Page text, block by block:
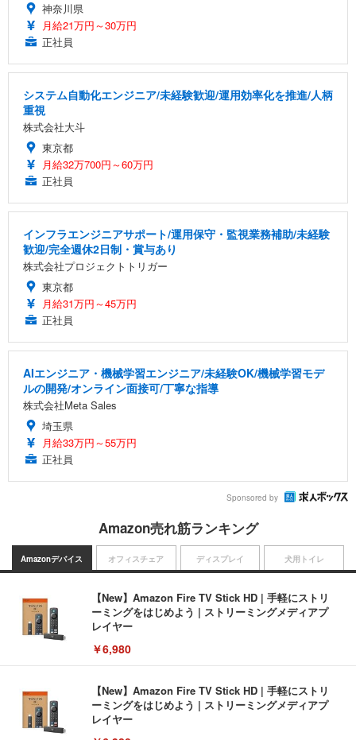
神奈川県
月給21万円～30万円
正社員
システム自動化エンジニア/未経験歓迎/運用効率化を推進/人柄
重視
株式会社大斗
東京都
月給32万700円～60万円
正社員
インフラエンジニアサポート/運用保守・監視業務補助/未経験
歓迎/完全週休2日制・賞与あり
株式会社プロジェクトトリガー
東京都
月給31万円～45万円
正社員
AIエンジニア・機械学習エンジニア/未経験OK/機械学習モデ
ルの開発/オンライン面接可/丁寧な指導
株式会社Meta Sales
埼玉県
月給33万円～55万円
正社員
Sponsored by
Amazon売れ筋ランキング
Amazonデバイス
【New】Amazon Fire TV Stick HD | 手軽にストリ
ーミングをはじめよう | ストリーミングメディアプ
レイヤー
￥6,980
【New】Amazon Fire TV Stick HD | 手軽にストリ
ーミングをはじめよう | ストリーミングメディアプ
レイヤー
オフィスチェア ディスプレイ 犬用トイレ